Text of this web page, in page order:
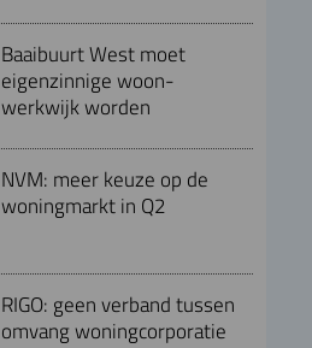
Baaibuurt West moet
eigenzinnige woon-
werkwijk worden
NVM: meer keuze op de
woningmarkt in Q2
RIGO: geen verband tussen
omvang woningcorporatie